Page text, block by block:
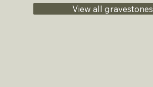
View all gravestones